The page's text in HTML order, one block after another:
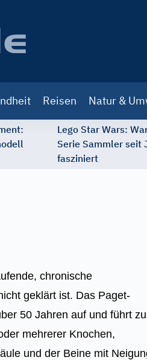
Reisen Natur &
Lego Star Wars:
Serie Sammler seit
fasziniert
chronische
geklärt ist. Das Paget-
50 Jahren auf und führt
mehrerer Knochen,
und der Beine mit